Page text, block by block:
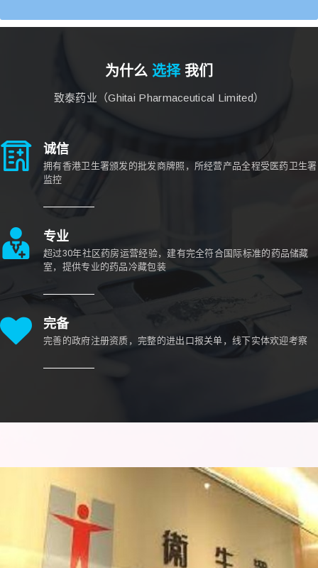
为什么 选择我们
致泰药业（Ghitai Pharmaceutical Limited）
诚信
拥有香港卫生署颁发的批发商牌照，所经营产品全程受医药卫生署
监控
专业
超过30年社区药房运营经验，建有完全符合国际标准的药品储藏
室，提供专业的药品冷藏包装
完备
完善的政府注册资质，完整的进出口报关单，线下实体欢迎考察